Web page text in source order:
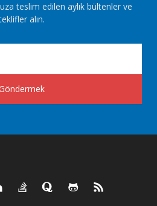
teslim edilen aylık bültenler ve
alın.
Göndermek